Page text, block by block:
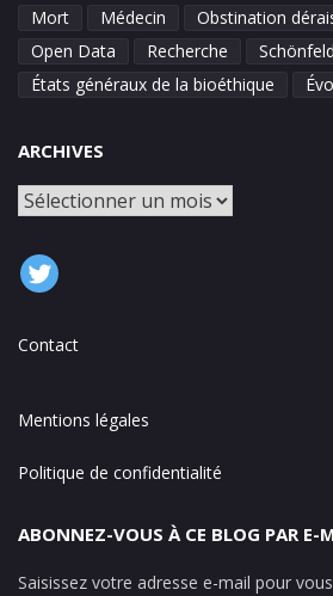
Mort
Médecin
Obstination
Open Data
Recherche
États généraux de la bioéthique
ARCHIVES
Archives
Contact
Mentions légales
Politique de confidentialité
ABONNEZ-VOUS À CE BLOG PAR E-
Saisissez votre adresse e-mail pour